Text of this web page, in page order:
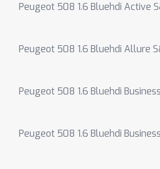
Peugeot 508 1.6 Bluehdi Active
Peugeot 508 1.6 Bluehdi Allure
Peugeot 508 1.6 Bluehdi
Peugeot 508 1.6 Bluehdi